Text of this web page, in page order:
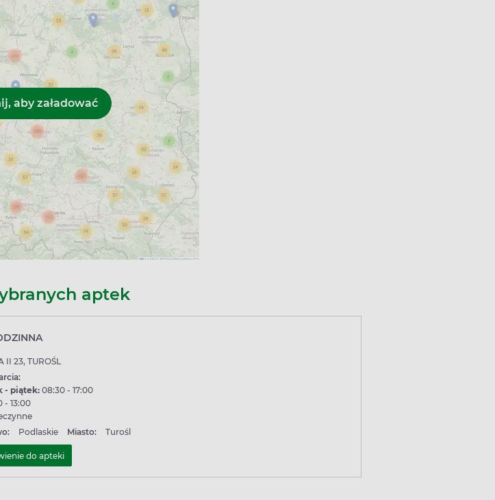
aptek
II 23, TUROŚL
- piątek:08:30 - 17:00
- 13:00
Podlaskie Miasto: Turośl
do apteki